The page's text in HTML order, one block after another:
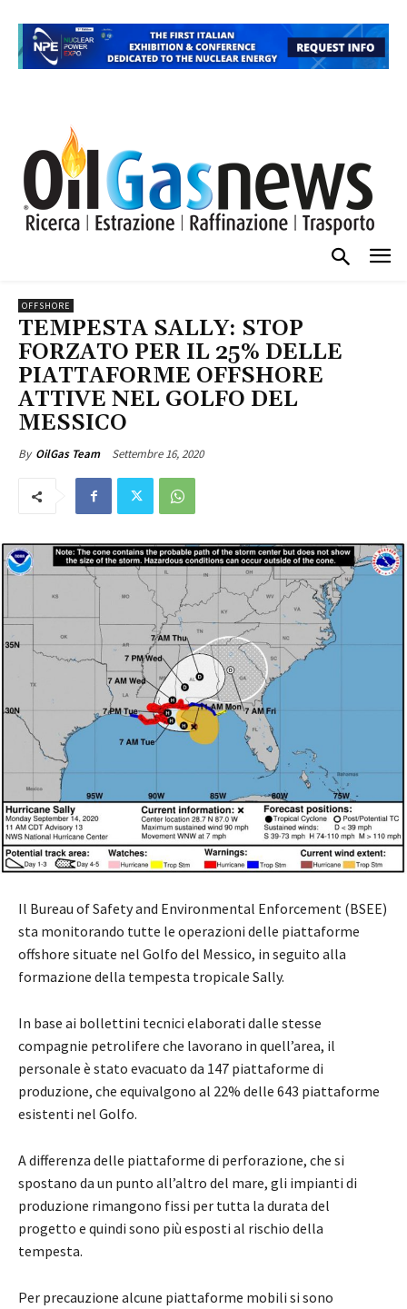
OFFSHORE
TEMPESTA SALLY: STOP
FORZATO PER IL 25% DELLE
PIATTAFORME OFFSHORE
ATTIVE NEL GOLFO DEL
MESSICO
By OilGas Team Settembre 16, 2020
Il Bureau of Safety and Environmental Enforcement (BSEE)
sta monitorando tutte le operazioni delle piattaforme
offshore situate nel Golfo del Messico, in seguito alla
formazione della tempesta tropicale Sally.
In base ai bollettini tecnici elaborati dalle stesse
compagnie petrolifere che lavorano in quell’area, il
personale è stato evacuato da 147 piattaforme di
produzione, che equivalgono al 22% delle 643 piattaforme
esistenti nel Golfo.
A differenza delle piattaforme di perforazione, che si
spostano da un punto all’altro del mare, gli impianti di
produzione rimangono fissi per tutta la durata del
progetto e quindi sono più esposti al rischio della
tempesta.
Per precauzione alcune piattaforme mobili si sono